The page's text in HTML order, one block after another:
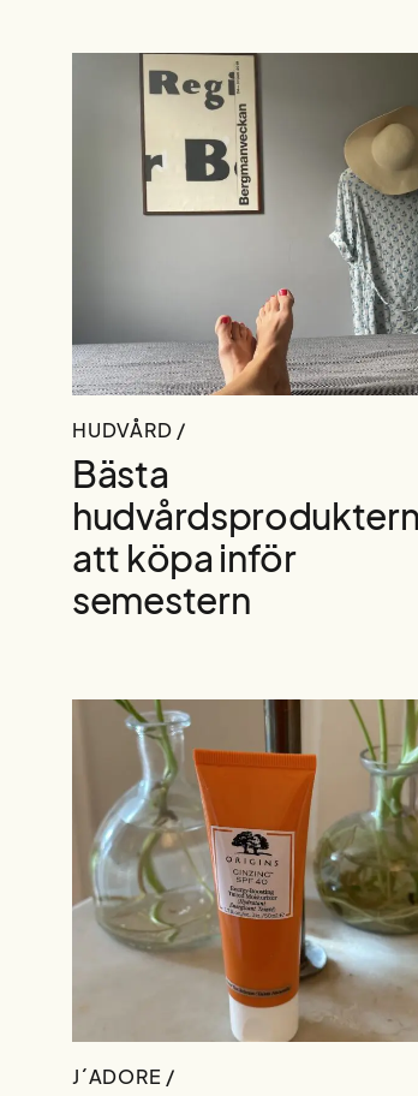
HUDVÅRD /
Bästa
att köpa inför
semestern
J´ADORE /